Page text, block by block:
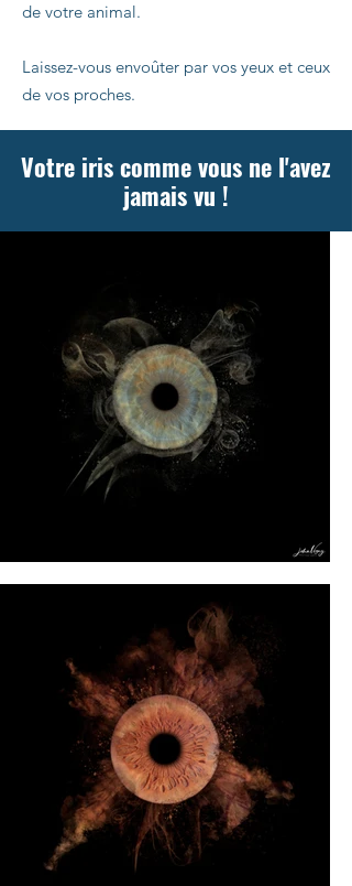
de votre animal.
Laissez-vous envoûter par vos yeux et ceux
de vos proches.
Votre iris comme vous ne l'avez
jamais vu !